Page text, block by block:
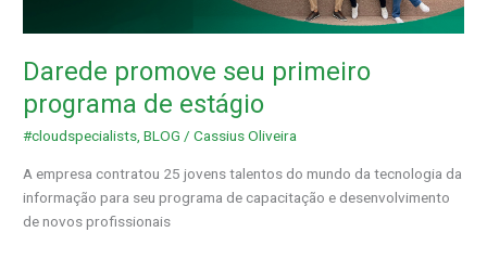
Darede promove seu primeiro
programa de estágio
#cloudspecialists ,BLOG /Cassius Oliveira
A empresa contratou 25 jovens talentos do mundo da tecnologia da
informação para seu programa de capacitação e desenvolvimento
de novos profissionais